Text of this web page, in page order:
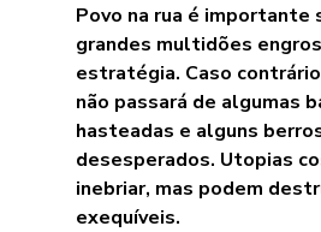
Povo na rua é importante
grandes multidões
estratégia. Caso
não passará de algumas
hasteadas e alguns
desesperados. Utopias
inebriar, mas podem
exequíveis.